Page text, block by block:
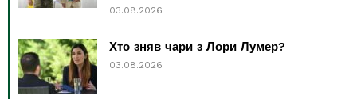
03.08.2026
Хто зняв чари з Лори Лумер?
03.08.2026